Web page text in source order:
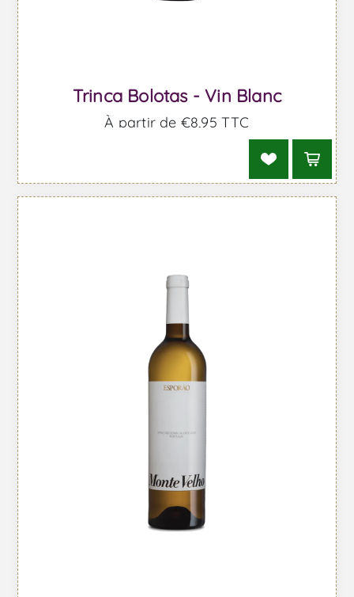
Trinca Bolotas - Vin Blanc
À partir de €8,95 TTC